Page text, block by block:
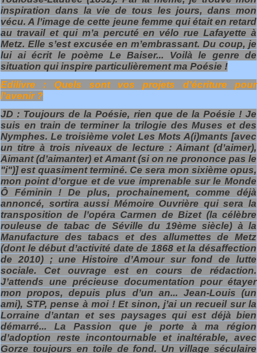
inspiration dans la vie de tous les jours, dans mon
vécu. A l’image de cette jeune femme qui était en retard
au travail et qui m’a percuté en vélo rue Lafayette à
Metz. Elle s’est excusée en m’embrassant. Du coup, je
lui ai écrit le poème Le Baiser... Voilà le genre de
situation qui inspire particulièrement ma Poésie !
Edilivre : Quels sont vos projets d’écriture pour
l’avenir ?
JD : Toujours de la Poésie, rien que de la Poésie ! Je
suis en train de terminer la trilogie des Muses et des
Nymphes. Le troisième volet Les Mots A(i)mants [avec
un titre à trois niveaux de lecture : Aimant (d’aimer),
Aimant (d’aimanter) et Amant (si on ne prononce pas le
"i")] est quasiment terminé. Ce sera mon sixième opus,
mon point d’orgue et de vue imprenable sur le Monde
Ô Féminin ! De plus, prochainement, comme déjà
annoncé, sortira aussi Mémoire Ouvrière qui sera la
transposition de l’opéra Carmen de Bizet (la célèbre
rouleuse de tabac de Séville du 19ème siècle) à la
Manufacture des tabacs et des allumettes de Metz
(dont le début d’activité date de 1868 et la désaffection
de 2010) ; une Histoire d’Amour sur fond de lutte
sociale. Cet ouvrage est en cours de rédaction.
J’attends une précieuse documentation pour étayer
mon propos, depuis plus d’un an... Jean-Louis (un
ami), STP, pense à moi ! Et sinon, j’ai un recueil sur la
Lorraine d’antan et ses paysages qui est déjà bien
démarré... La Passion que je porte à ma région
d’adoption reste incontournable et inaltérable, avec
Gorze toujours en toile de fond. Un village séculaire